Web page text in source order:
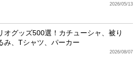
2026/05/13
オグッズ500選！カチューシャ、被り
み、Tシャツ、パーカー
2026/08/07